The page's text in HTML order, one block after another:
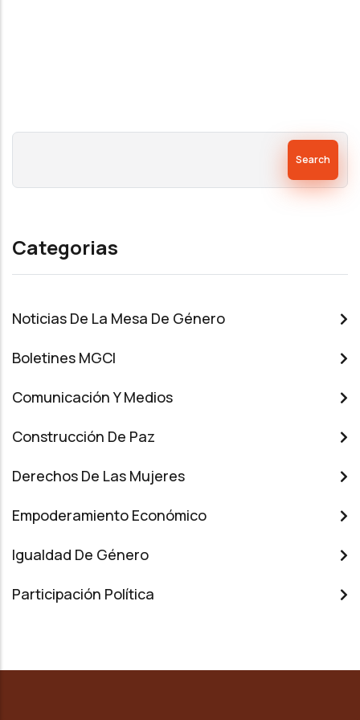
Categorias
Noticias De La Mesa De Género
Boletines MGCI
Comunicación Y Medios
Construcción De Paz
Derechos De Las Mujeres
Empoderamiento Económico
Igualdad De Género
Participación Política